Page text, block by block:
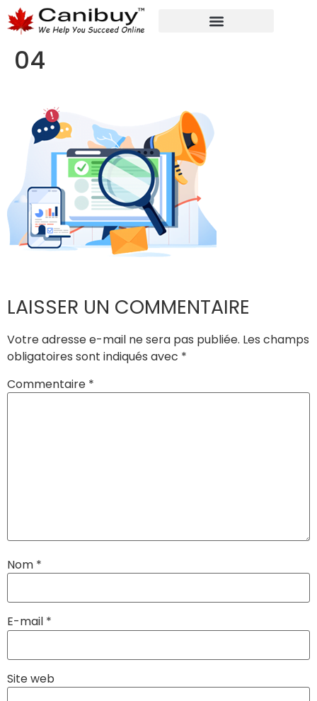
04
LAISSER UN COMMENTAIRE
Votre adresse e-mail ne sera pas publiée. Les champs
obligatoires sont indiqués avec *
Commentaire *
Nom *
E-mail *
Site web